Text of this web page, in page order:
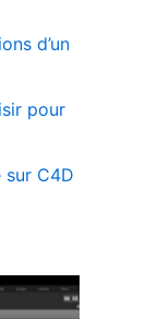
d’un
pour
C4D